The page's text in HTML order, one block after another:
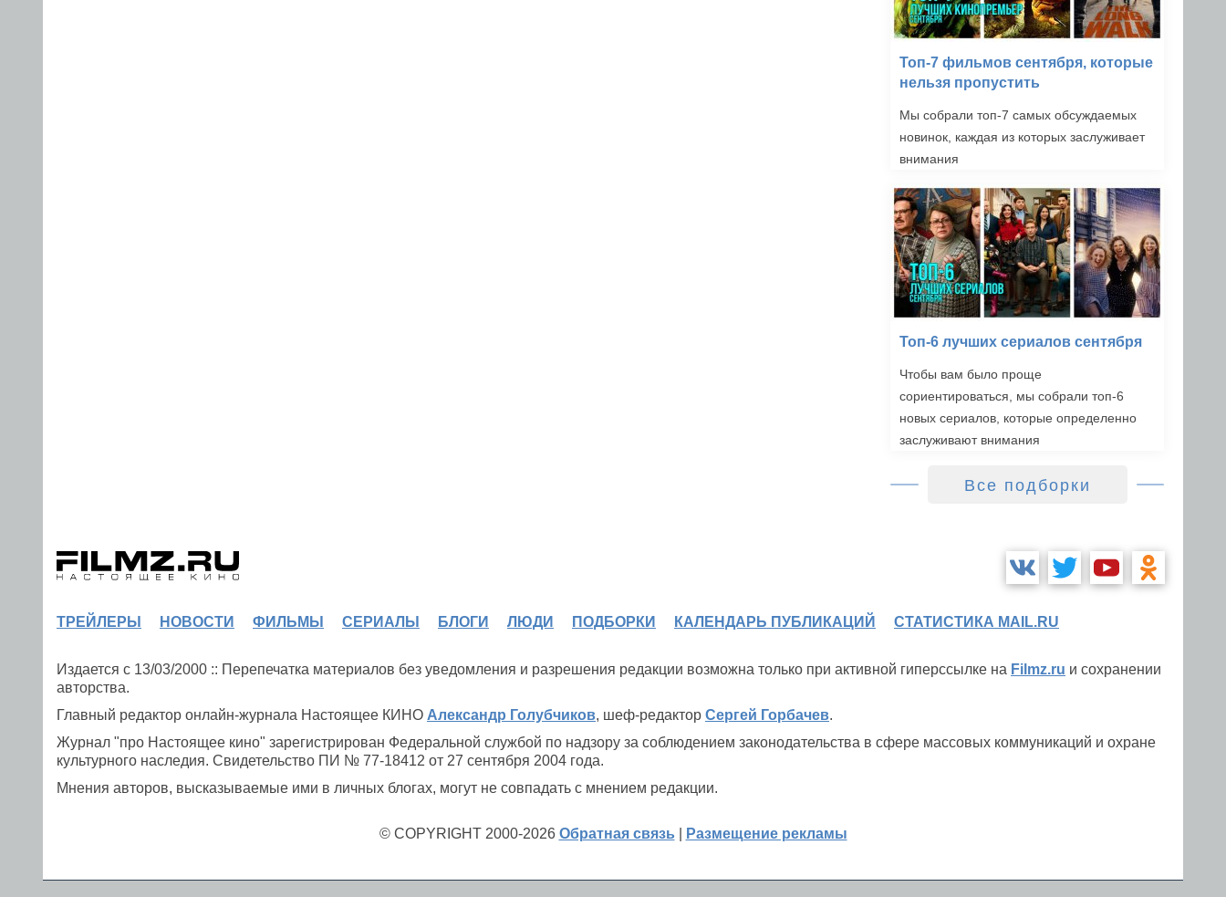
Топ-7 фильмов сентября, которые
нельзя пропустить
Мы собрали топ-7 самых обсуждаемых
новинок, каждая из которых заслуживает
внимания
Топ-6 лучших сериалов сентября
Чтобы вам было проще
сориентироваться, мы собрали топ-6
новых сериалов, которые определенно
заслуживают внимания
Все подборки
ТРЕЙЛЕРЫ НОВОСТИ ФИЛЬМЫ СЕРИАЛЫ БЛОГИ ЛЮДИ ПОДБОРКИ КАЛЕНДАРЬ ПУБЛИКАЦИЙ СТАТИСТИКА MAIL.RU
Издается с 13/03/2000 :: Перепечатка материалов без уведомления и разрешения редакции возможна только при активной гиперссылке на Filmz.ru и сохранении
авторства.
Главный редактор онлайн-журнала Настоящее КИНО Александр Голубчиков, шеф-редактор Сергей Горбачев.
Журнал "про Настоящее кино" зарегистрирован Федеральной службой по надзору за соблюдением законодательства в сфере массовых коммуникаций и охране
культурного наследия. Свидетельство ПИ № 77-18412 от 27 сентября 2004 года.
Мнения авторов, высказываемые ими в личных блогах, могут не совпадать с мнением редакции.
© COPYRIGHT 2000-2026 Обратная связь Размещение рекламы